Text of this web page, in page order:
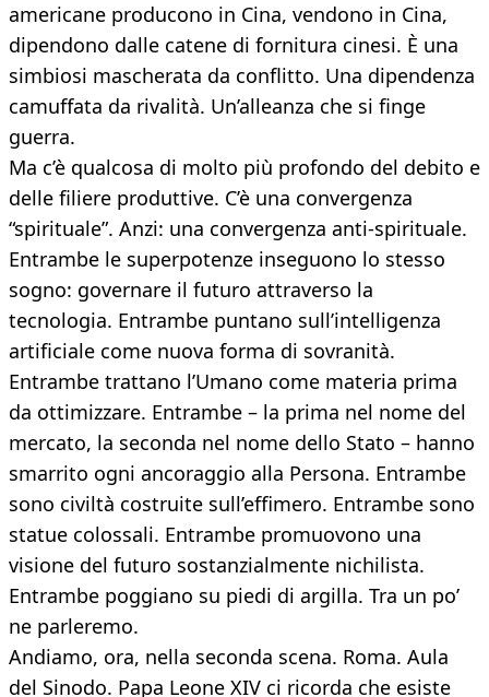
americane producono in Cina, vendono in Cina,
dipendono dalle catene di fornitura cinesi. È una
simbiosi mascherata da conflitto. Una dipendenza
camuffata da rivalità. Un’alleanza che si finge
guerra.
Ma c’è qualcosa di molto più profondo del debito e
delle filiere produttive. C’è una convergenza
“spirituale”. Anzi: una convergenza anti-spirituale.
Entrambe le superpotenze inseguono lo stesso
sogno: governare il futuro attraverso la
tecnologia. Entrambe puntano sull’intelligenza
artificiale come nuova forma di sovranità.
Entrambe trattano l’Umano come materia prima
da ottimizzare. Entrambe – la prima nel nome del
mercato, la seconda nel nome dello Stato – hanno
smarrito ogni ancoraggio alla Persona. Entrambe
sono civiltà costruite sull’effimero. Entrambe sono
statue colossali. Entrambe promuovono una
visione del futuro sostanzialmente nichilista.
Entrambe poggiano su piedi di argilla. Tra un po’
ne parleremo.
Andiamo, ora, nella seconda scena. Roma. Aula
del Sinodo. Papa Leone XIV ci ricorda che esiste